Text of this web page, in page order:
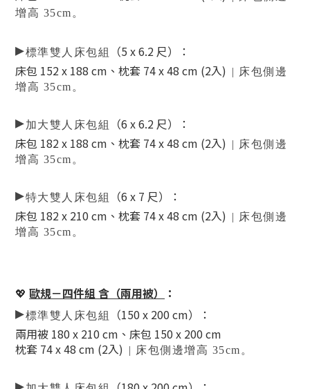
增高 35cm。
▸標準雙人床包組 （5 x 6.2 尺）
：
床包 152 x 188 cm、枕套 74 x 48 cm (2入) | 床包側邊
增高 35cm。
▸加大雙人床包組 （6 x 6.2 尺）
：
床包 182 x 188 cm、枕套 74 x 48 cm (2入) | 床包側邊
增高 35cm。
▸特大雙人床包組 （6 x 7 尺）
：
床包 182 x 210 cm、枕套 74 x 48 cm (2入) | 床包側邊
增高 35cm。
💖 歐規－四件組 含（兩用被） ：
▸標準雙人床包組 （150 x 200 cm）
：
兩用被 180 x 210 cm、床包 150 x 200 cm
枕套 74 x 48 cm (2入) | 床包側邊增高 35cm。